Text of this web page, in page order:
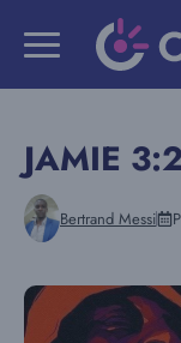
JAMIE
Bertrand Messi